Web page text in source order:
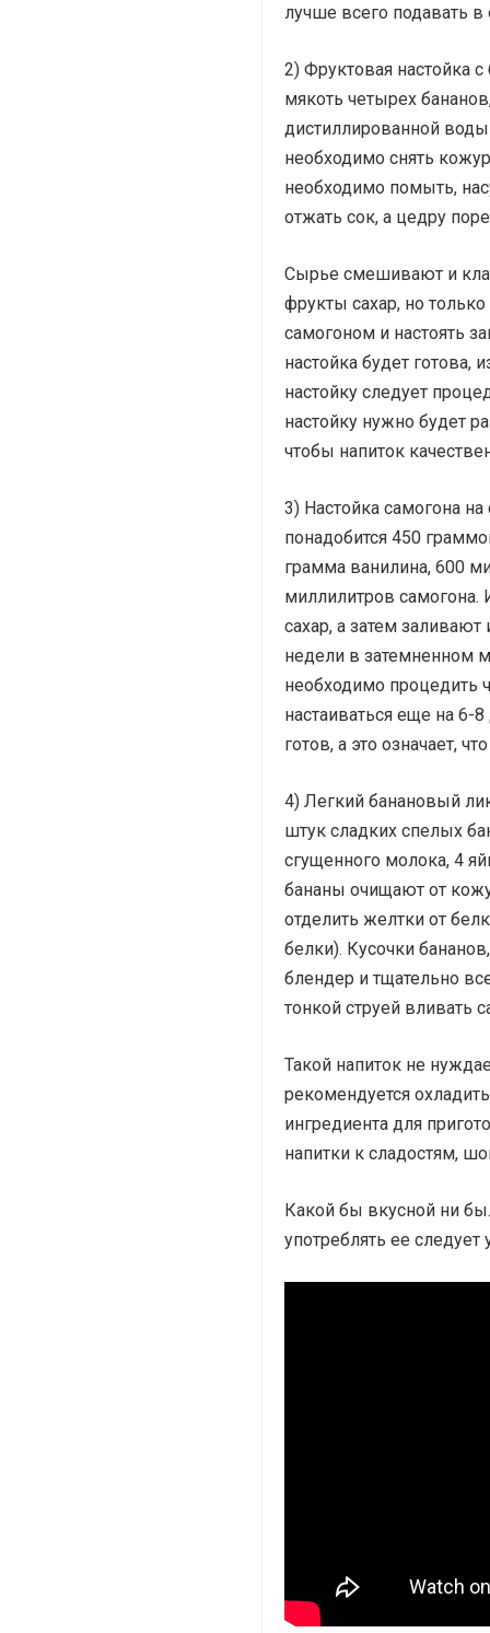
лучше всего подавать
2) Фруктовая настойка
мякоть четырех
дистиллированной
необходимо снять
необходимо помыть,
отжать сок, а цедру
Сырье смешивают и
фрукты сахар, но
самогоном и настоять
настойка будет готова,
настойку следует
настойку нужно будет
чтобы напиток
3) Настойка самогона
понадобится 450
грамма ванилина, 600
миллилитров
сахар, а затем
недели в затемненном
необходимо процедить
настаиваться еще на 6-
готов, а это означает,
4) Легкий банановый
штук сладких спелых
сгущенного молока, 4
бананы очищают от
отделить желтки от
белки). Кусочки
блендер и тщательно
тонкой струей вливать
Такой напиток не
рекомендуется
ингредиента для
напитки к сладостям,
Какой бы вкусной ни
употреблять ее следует